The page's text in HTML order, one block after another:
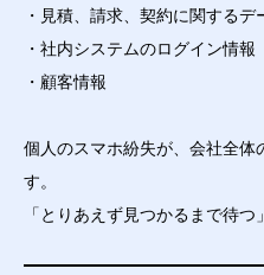
・見積、請求、契約に関するデ
・社内システムのログイン情報
・顧客情報
個人のスマホ紛失が、会社全体
す。
「とりあえず見つかるまで待つ